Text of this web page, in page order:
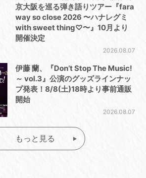
京大阪を巡る弾き語りツアー『fara
way so close 2026 〜ハナレグミ
with sweet thing♡〜』10月より
開催決定
2026.08.07
伊藤 蘭、『Don’t Stop The Music!
～ vol.3』公演のグッズラインナッ
プ発表！8/8(土)18時より事前通販
開始
2026.08.07
もっと見る